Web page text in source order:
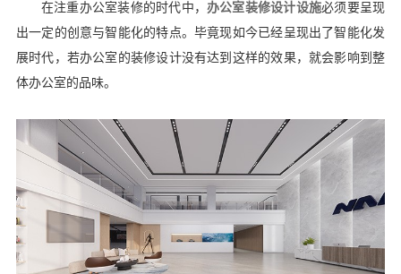
在注重办公室装修的时代中， 办公室装修设计设施必须要呈现
出一定的创意与智能化的特点。毕竟现如今已经呈现出了智能化发
展时代，若办公室的装修设计没有达到这样的效果，就会影响到整
体办公室的品味。